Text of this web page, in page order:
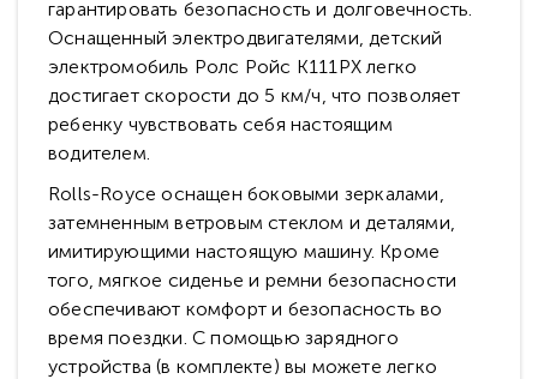
гарантировать безопасность и долговечность.
Оснащенный электродвигателями, детский
электромобиль Ролс Ройс K111PX легко
достигает скорости до 5 км/ч, что позволяет
ребенку чувствовать себя настоящим
водителем.
Rolls-Royce оснащен боковыми зеркалами,
затемненным ветровым стеклом и деталями,
имитирующими настоящую машину. Кроме
того, мягкое сиденье и ремни безопасности
обеспечивают комфорт и безопасность во
время поездки. С помощью зарядного
устройства (в комплекте) вы можете легко